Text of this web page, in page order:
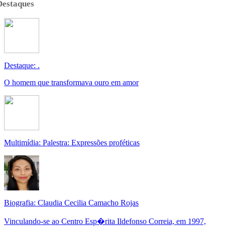
Destaque: .
O homem que transformava ouro em amor
Multimídia: Palestra: Expressões proféticas
Biografia: Claudia Cecilia Camacho Rojas
Vinculando-se ao Centro Esp�rita Ildefonso Correia, em 1997,